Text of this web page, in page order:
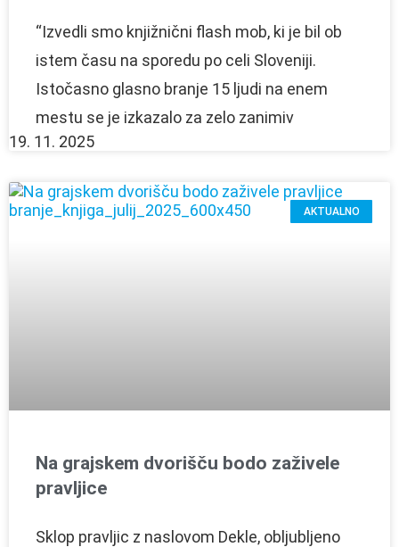
“Izvedli smo knjižnični flash mob, ki je bil ob
istem času na sporedu po celi Sloveniji.
Istočasno glasno branje 15 ljudi na enem
mestu se je izkazalo za zelo zanimiv
19. 11. 2025
AKTUALNO
Na grajskem dvorišču bodo zaživele
pravljice
Sklop pravljic z naslovom Dekle, obljubljeno